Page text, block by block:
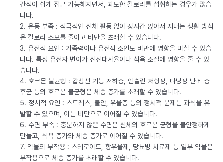
간식이 쉽게 접근 가능해지면서, 과도한 칼로리를 섭취하는 경우가 많습
니다.
2. 운동 부족 : 적극적인 신체 활동 없이 장시간 앉아서 지내는 생활 방식
은 칼로리 소모를 줄이고 비만을 초래할 수 있습니다.
3. 유전적 요인 : 가족력이나 유전적 소인도 비만에 영향을 미칠 수 있습
니다. 특정 유전자 변이가 신진대사율이나 식욕 조절에 영향을 줄 수 있
습니다.
4. 호르몬 불균형 : 갑상선 기능 저하증, 인슐린 저항성, 다낭성 난소 증
후군 등의 호르몬 불균형은 체중 증가를 초래할 수 있습니다.
5. 정서적 요인 : 스트레스, 불안, 우울증 등의 정서적 문제는 과식을 유
발할 수 있으며, 이는 비만으로 이어질 수 있습니다.
6. 수면 부족 : 충분하지 않은 수면은 신체의 호르몬 균형을 불안정하게
만들고, 식욕 증가와 체중 증가로 이어질 수 있습니다.
7. 약물의 부작용 : 스테로이드, 항우울제, 당뇨병 치료제 등 일부 약물은
부작용으로 체중 증가를 초래할 수 있습니다.